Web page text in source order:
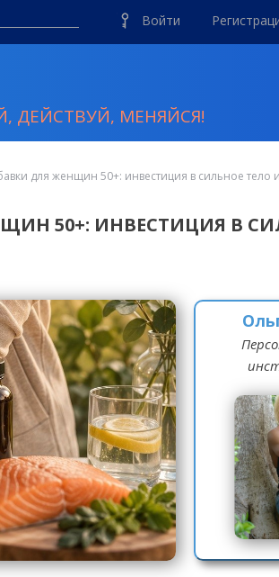
Войти
ДЕЙСТВУЙ, МЕНЯЙСЯ!
для женщин 50+: инвестиция в сильное тело
50+: ИНВЕСТИЦИЯ В